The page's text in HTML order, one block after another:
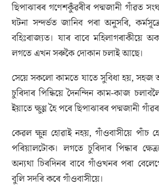
ছিপাঝাৰৰ গণেশকুঁৱৰীৰ পদ্মজানী গাঁৱত
ঘটনা সন্দৰ্ভত জানিব পৰা অনুসৰি,
বহিঃৰাজ্যত। যাৰ বাবে মহিলাগৰাকীয়ে
লগতে এখন সৰুকৈ দোকান চলাই আছে।
সেয়ে সকলো কামতে যাতে সুবিধা হয়,
চুৰিদাৰ পিন্ধিয়ে দৈনন্দিন কাম-কাজ
ইয়াতে ক্ষুণ্ণ হৈ পৰে ছিপাঝাৰৰ পদ্মজানী
কেৱল ক্ষুন্ন হোৱাই নহয়, গাঁওবাসীয়ে পাঁচ
পৰিয়ালটোক। লগতে চুৰিদাৰ পিন্ধাৰ
অন্যথা চিৰদিনৰ বাবে গাঁওখনৰ পৰা
বুলি সদৰি কৰে গাঁওবাসীয়ে।